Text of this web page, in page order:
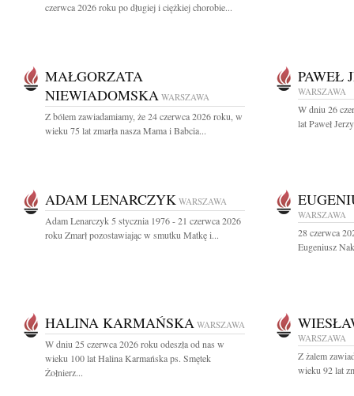
czerwca 2026 roku po długiej i ciężkiej chorobie...
MAŁGORZATA
NIEWIADOMSKA WARSZAWA
Z bólem zawiadamiamy, że 24 czerwca 2026 roku, w
wieku 75 lat zmarła nasza Mama i Babcia...
PAWEŁ
WARSZAWA
W dniu 26
lat Paweł
ADAM LENARCZYK WARSZAWA
Adam Lenarczyk 5 stycznia 1976 - 21 czerwca 2026
roku Zmarł pozostawiając w smutku Matkę i...
WARSZAWA
28 czerwca
Eugeniusz
HALINA KARMAŃSKA WARSZAWA
W dniu 25 czerwca 2026 roku odeszła od nas w
wieku 100 lat Halina Karmańska ps. Smętek
Żołnierz...
WARSZAWA
Z żalem
wieku 92 lat